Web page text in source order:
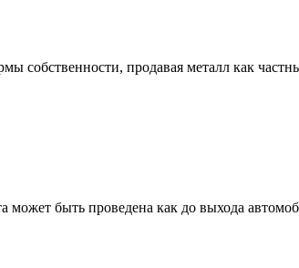
собственности, продавая металл как
быть проведена как до выхода